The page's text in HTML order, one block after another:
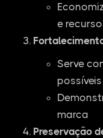
e
Serve
marca
Preservação